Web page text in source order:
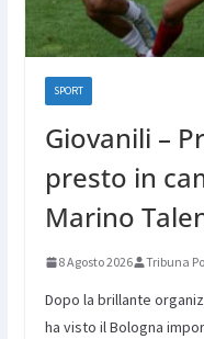
SPORT
Giovanili –
presto in
Marino
8 Agosto 2026 Tribuna
Dopo la brillante
ha visto il Bologna